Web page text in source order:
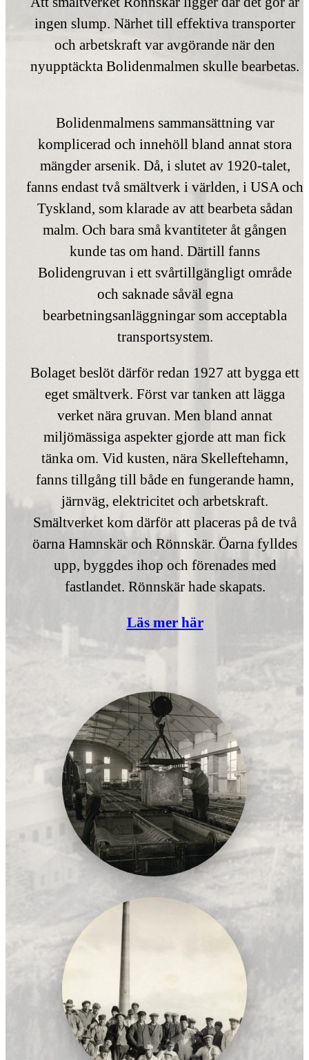
ingen slump. Närhet till effektiva transporter
och arbetskraft var avgörande när den
nyupptäckta Bolidenmalmen skulle bearbetas.
Bolidenmalmens sammansättning var
komplicerad och innehöll bland annat stora
mängder arsenik. Då, i slutet av 1920-talet,
fanns endast två smältverk i världen, i USA och
Tyskland, som klarade av att bearbeta sådan
malm. Och bara små kvantiteter åt gången
kunde tas om hand. Därtill fanns
Bolidengruvan i ett svårtillgängligt område
och saknade såväl egna
bearbetningsanläggningar som acceptabla
transportsystem.
Bolaget beslöt därför redan 1927 att bygga ett
eget smältverk. Först var tanken att lägga
verket nära gruvan. Men bland annat
miljömässiga aspekter gjorde att man fick
tänka om. Vid kusten, nära Skelleftehamn,
fanns tillgång till både en fungerande hamn,
järnväg, elektricitet och arbetskraft.
Smältverket kom därför att placeras på de två
öarna Hamnskär och Rönnskär. Öarna fylldes
upp, byggdes ihop och förenades med
fastlandet. Rönnskär hade skapats.
Läs mer här